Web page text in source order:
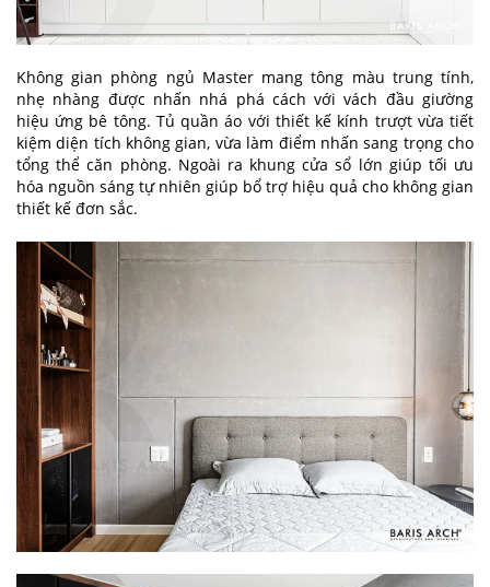
Không gian phòng ngủ Master mang tông màu trung tính,
nhẹ nhàng được nhấn nhá phá cách với vách đầu giường
hiệu ứng bê tông. Tủ quần áo với thiết kế kính trượt vừa tiết
kiệm diện tích không gian, vừa làm điểm nhấn sang trọng cho
tổng thể căn phòng. Ngoài ra khung cửa sổ lớn giúp tối ưu
hóa nguồn sáng tự nhiên giúp bổ trợ hiệu quả cho không gian
thiết kế đơn sắc.